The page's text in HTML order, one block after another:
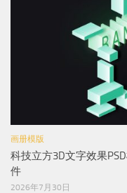
画册模版
科技立方3D文字效果
件
2026年7月30日